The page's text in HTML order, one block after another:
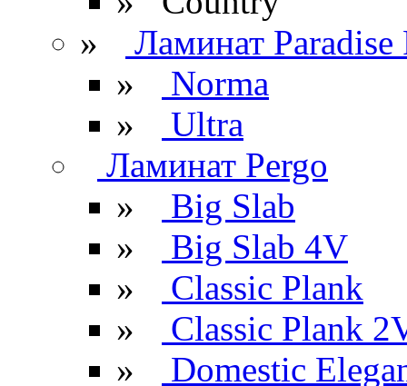
»
Ламинат Paradise
»
Norma
»
Ultra
Ламинат Pergo
»
Big Slab
»
Big Slab 4V
»
Classic Plank
»
Classic Plank
»
Domestic